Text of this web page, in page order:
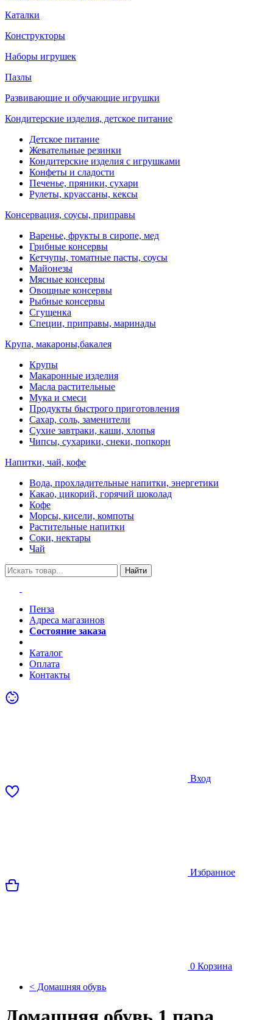
Каталки
Конструкторы
Наборы игрушек
Пазлы
Развивающие и обучающие игрушки
Кондитерские изделия, детское питание
Детское питание
Жевательные резинки
Кондитерские изделия с игрушками
Конфеты и сладости
Печенье, пряники, сухари
Рулеты, круассаны, кексы
Консервация, соусы, приправы
Варенье, фрукты в сиропе, мед
Грибные консервы
Кетчупы, томатные пасты, соусы
Майонезы
Мясные консервы
Овощные консервы
Рыбные консервы
Сгущенка
Специи, приправы, маринады
Крупа, макароны,бакалея
Крупы
Макаронные изделия
Масла растительные
Мука и смеси
Продукты быстрого приготовления
Сахар, соль, заменители
Сухие завтраки, каши, хлопья
Чипсы, сухарики, снеки, попкорн
Напитки, чай, кофе
Вода, прохладительные напитки, энергетики
Какао, цикорий, горячий шоколад
Кофе
Морсы, кисели, компоты
Растительные напитки
Соки, нектары
Чай
Найти
Пенза
Адреса магазинов
Состояние заказа
Каталог
Оплата
Контакты
Вход
Избранное
0 Корзина
< Домашняя обувь